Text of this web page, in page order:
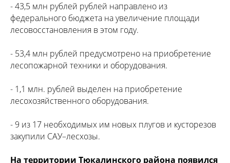
- 43,5 млн рублей рублей направлено из
федерального бюджета на увеличение площади
лесовосстановления в этом году.
- 53,4 млн рублей предусмотрено на приобретение
лесопожарной техники и оборудования.
- 1,1 млн. рублей выделен на приобретение
лесохозяйственного оборудования.
- 9 из 17 необходимых им новых плугов и кусторезов
закупили САУ–лесхозы.
На территории Тюкалинского района появился